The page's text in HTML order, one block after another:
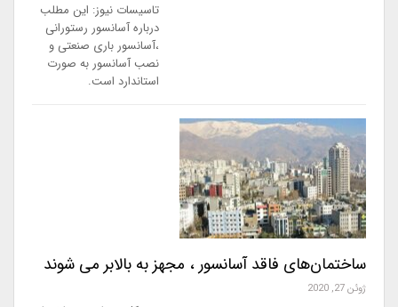
تاسیسات نیوز: این مطلب
درباره آسانسور رستورانی
،آسانسور باری صنعتی و
نصب آسانسور به صورت
استاندارد است.
ساختمان‌های فاقد آسانسور ، مجهز به بالابر می شوند
ژوئن 27, 2020